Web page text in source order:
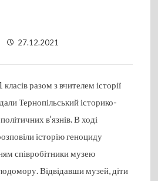
27.12.2021
разом з вчителем історії
Тернопільський історико-
в’язнів. В ході
історію геноциду
співробітники музею
Відвідавши музей, діти